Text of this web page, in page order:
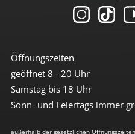
Öffnungszeiten
geöffnet 8 - 20 Uhr
Samstag bis 18 Uhr
Sonn- und Feiertags immer
außerhalb der gesetzlichen